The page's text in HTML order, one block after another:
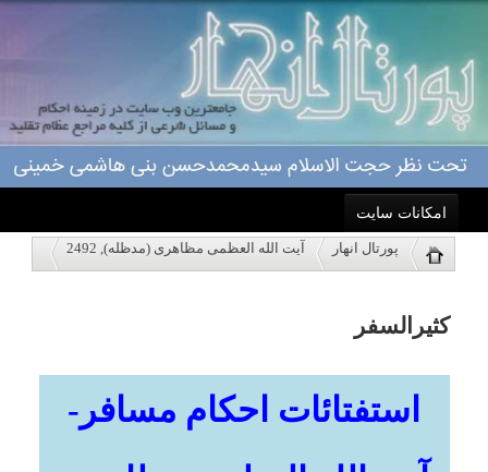
امکانات سایت
خانه
درباره ما
ویژه نامه ها
پورتال انهار
آیت الله العظمی مظاهری (مدظله), 2492
استفتائات احکام مسافر-
کثیرالسفر